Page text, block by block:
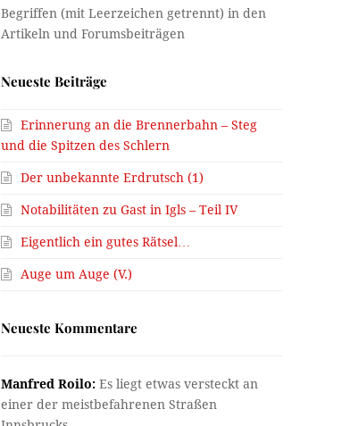
Neueste Beiträge
Erinnerung an die Brennerbahn – Steg
und die Spitzen des Schlern
Der unbekannte Erdrutsch (1)
Notabilitäten zu Gast in Igls – Teil IV
Eigentlich ein gutes Rätsel…
Auge um Auge (V.)
Neueste Kommentare
Manfred Roilo: Es liegt etwas versteckt an
einer der meistbefahrenen Straßen